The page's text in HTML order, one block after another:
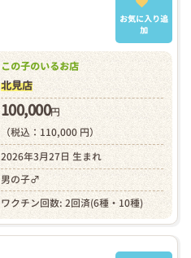
お気に入り追
加
この子のいるお店
北見店
100,000円
（税込：110,000 円）
2026年3月27日 生まれ
男の子♂
ワクチン回数: 2回済(6種・10種)